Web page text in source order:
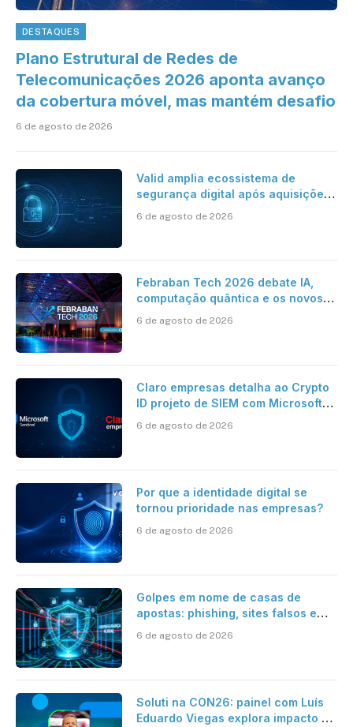
DESTAQUES
Plano Estrutural de Redes de
Telecomunicações 2026 aponta avanço
da cobertura móvel, mas mantém desafio
6 de agosto de 2026
Valid amplia ecossistema de
segurança digital após aquisições
6 de agosto de 2026
Febraban Tech 2026 debate IA,
computação quântica e os novos
desafios da tecnologia bancária
6 de agosto de 2026
Claro empresas detalha ao Crypto
ID projeto de SIEM com Microsoft
Sentinel, IA e resposta
6 de agosto de 2026
Por que a identidade digital se
tornou prioridade nas empresas?
6 de agosto de 2026
Golpes em nome de casas de
apostas: phishing, sites falsos e
6 de agosto de 2026
Soluti na CON26: painel com Luís
Eduardo Viegas explora impacto de